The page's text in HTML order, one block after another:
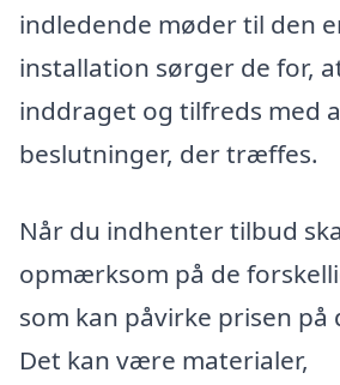
indledende møder til den
installation sørger de for,
inddraget og tilfreds med
beslutninger, der træffes.
Når du indhenter tilbud
opmærksom på de
som kan påvirke prisen på
Det kan være materialer,